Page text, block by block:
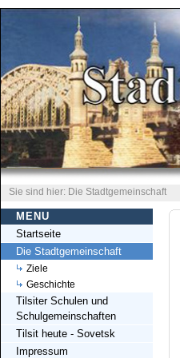
Sie sind hier: Die Stadtgemeinschaft
MENU
Startseite
Die Stadtgemeinschaft
Ziele
Geschichte
Tilsiter Schulen und
Schulgemeinschaften
Tilsit heute - Sovetsk
Impressum